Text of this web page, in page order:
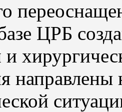
ЦРБ
и
направлены